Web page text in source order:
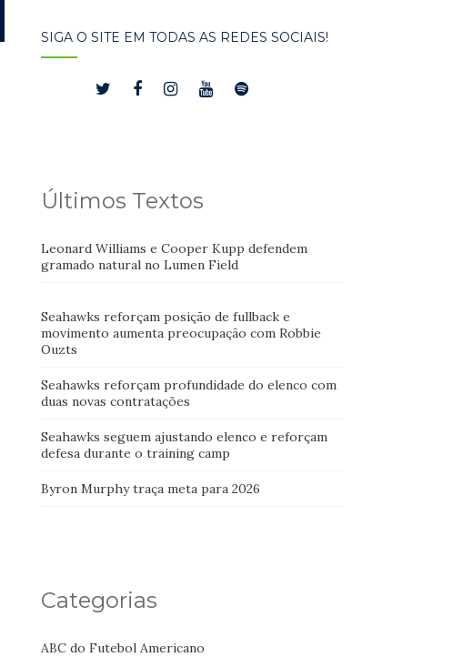
SIGA O SITE EM TODAS AS REDES SOCIAIS!
Últimos Textos
Leonard Williams e Cooper Kupp defendem
gramado natural no Lumen Field
Seahawks reforçam posição de fullback e
movimento aumenta preocupação com Robbie
Ouzts
Seahawks reforçam profundidade do elenco com
duas novas contratações
Seahawks seguem ajustando elenco e reforçam
defesa durante o training camp
Byron Murphy traça meta para 2026
Categorias
ABC do Futebol Americano